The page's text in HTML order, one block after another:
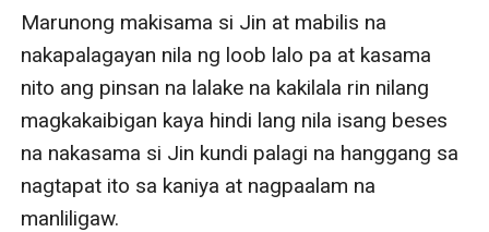
Marunong makisama si Jin at mabilis na
nakapalagayan nila ng loob lalo pa at kasama
nito ang pinsan na lalake na kakilala rin nilang
magkakaibigan kaya hindi lang nila isang beses
na nakasama si Jin kundi palagi na hanggang sa
nagtapat ito sa kaniya at nagpaalam na
manliligaw.